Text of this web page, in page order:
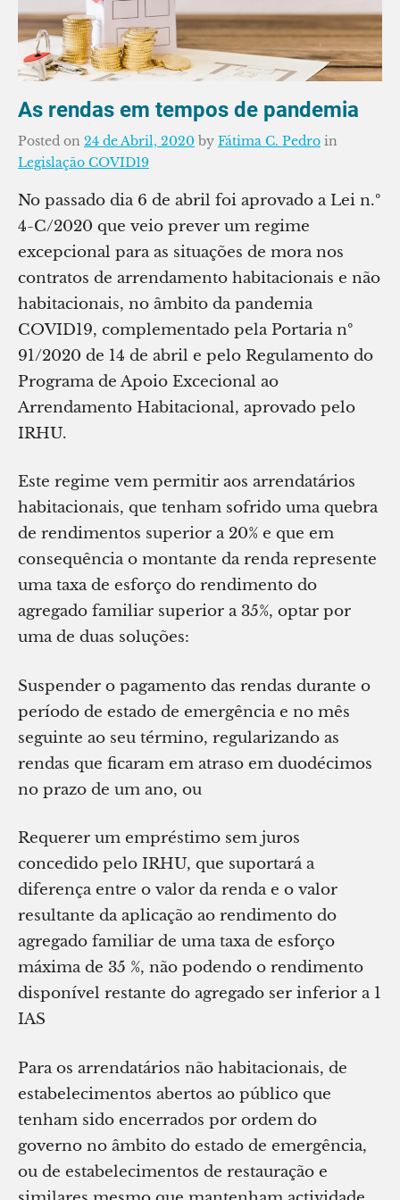
As rendas em tempos de pandemia
Posted on 24 de Abril, 2020 by Fátima C. Pedro in
Legislação COVID19
No passado dia 6 de abril foi aprovado a Lei n.º
4-C/2020 que veio prever um regime
excepcional para as situações de mora nos
contratos de arrendamento habitacionais e não
habitacionais, no âmbito da pandemia
COVID19, complementado pela Portaria nº
91/2020 de 14 de abril e pelo Regulamento do
Programa de Apoio Excecional ao
Arrendamento Habitacional, aprovado pelo
IRHU.
Este regime vem permitir aos arrendatários
habitacionais, que tenham sofrido uma quebra
de rendimentos superior a 20% e que em
consequência o montante da renda represente
uma taxa de esforço do rendimento do
agregado familiar superior a 35%, optar por
uma de duas soluções:
Suspender o pagamento das rendas durante o
período de estado de emergência e no mês
seguinte ao seu término, regularizando as
rendas que ficaram em atraso em duodécimos
no prazo de um ano, ou
Requerer um empréstimo sem juros
concedido pelo IRHU, que suportará a
diferença entre o valor da renda e o valor
resultante da aplicação ao rendimento do
agregado familiar de uma taxa de esforço
máxima de 35 %, não podendo o rendimento
disponível restante do agregado ser inferior a 1
IAS
Para os arrendatários não habitacionais, de
estabelecimentos abertos ao público que
tenham sido encerrados por ordem do
governo no âmbito do estado de emergência,
ou de estabelecimentos de restauração e